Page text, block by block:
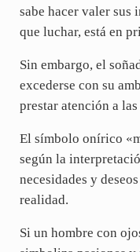
sabe hacer valer sus
que luchar, está en
Sin embargo, el
excederse con su
prestar atención a las
El símbolo onírico
según la
necesidades y
realidad.
Si un hombre con